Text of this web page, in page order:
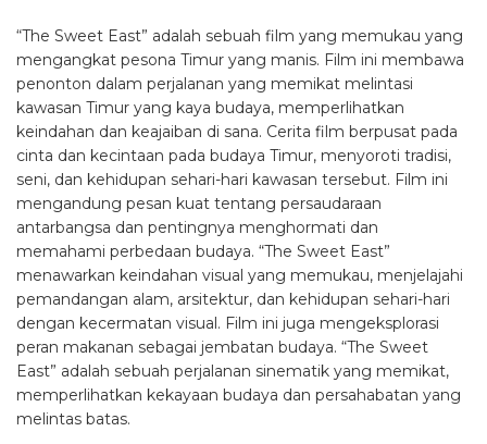
“The Sweet East” adalah sebuah film yang memukau yang
mengangkat pesona Timur yang manis. Film ini membawa
penonton dalam perjalanan yang memikat melintasi
kawasan Timur yang kaya budaya, memperlihatkan
keindahan dan keajaiban di sana. Cerita film berpusat pada
cinta dan kecintaan pada budaya Timur, menyoroti tradisi,
seni, dan kehidupan sehari-hari kawasan tersebut. Film ini
mengandung pesan kuat tentang persaudaraan
antarbangsa dan pentingnya menghormati dan
memahami perbedaan budaya. “The Sweet East”
menawarkan keindahan visual yang memukau, menjelajahi
pemandangan alam, arsitektur, dan kehidupan sehari-hari
dengan kecermatan visual. Film ini juga mengeksplorasi
peran makanan sebagai jembatan budaya. “The Sweet
East” adalah sebuah perjalanan sinematik yang memikat,
memperlihatkan kekayaan budaya dan persahabatan yang
melintas batas.